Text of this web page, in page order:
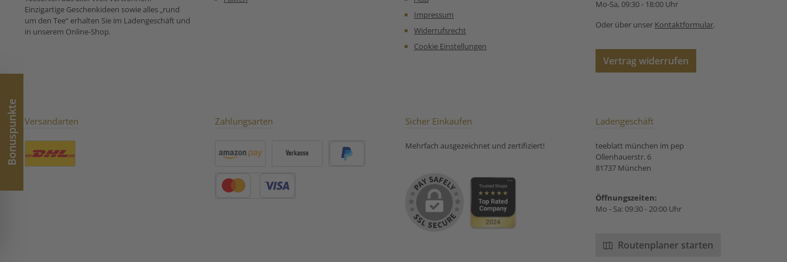
Zubereitungsempfehlung
Einzigartige Geschenkideen sowie alles „rund
um den Tee“ erhalten Sie im Ladengeschäft und
in unserem Online-Shop.
Impressum
Widerrufsrecht
Cookie Einstellungen
Mo-Sa, 09:30 - 18:00 Uhr
Oder über unser Kontaktformular.
Vertrag widerrufen
Versandarten Zahlungsarten Sicher Einkaufen
Mehrfach ausgezeichnet und zertifiziert!
Ladengeschäft
teeblatt münchen im pep
Ollenhauerstr. 6
81737 München
Öffnungszeiten:
Mo - Sa: 09:30 - 20:00 Uhr
Routenplaner starten
Bonuspunkte